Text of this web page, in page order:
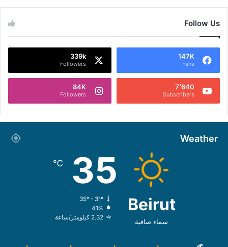
Follow Us
147K
Fans
339k
Followers
7٬640
Subscribers
84K
Followers
Weather
Beirut
سماء صافية
35
℃
35º - 31º
41%
2.32 كيلومتر/ساعة